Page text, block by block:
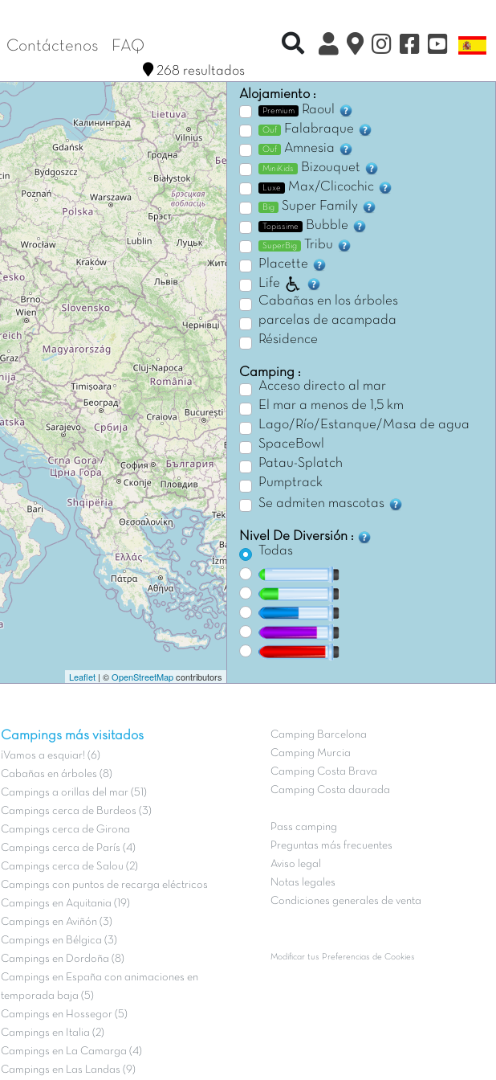
Contáctenos FAQ Recherche rapide
Leaflet | ©OpenStreetMapcontributors
268 resultados
Alojamiento :
Premium Raoul
Ouf Falabraque
Ouf Amnesia
MiniKids Bizouquet
Luxe Max/Clicochic
Big Super Family
Topissime Bubble
SuperBig
Tribu
Placette
Life
Cabañas en los árboles
parcelas de acampada
Résidence
Camping :
Acceso directo al mar
El mar a menos de 1,5 km
Lago/Río/Estanque/Masa de agua
SpaceBowl
Patau-Splatch
Pumptrack
Se admiten mascotas
Nivel De Diversión :
Todas
Campings más visitados
¡Vamos a esquiar! (6)
Cabañas en árboles (8)
Campings a orillas del mar (51)
Campings cerca de Burdeos (3)
Campings cerca de Girona
Campings cerca de París (4)
Campings cerca de Salou (2)
Campings con puntos de recarga eléctricos
Campings en Aquitania (19)
Campings en Aviñón (3)
Campings en Bélgica (3)
Campings en Dordoña (8)
Campings en España con animaciones en
temporada baja (5)
Campings en Hossegor (5)
Campings en Italia (2)
Campings en La Camarga (4)
Campings en Las Landas (9)
Camping Barcelona
Camping Murcia
Camping Costa Brava
Camping Costa daurada
Pass camping
Preguntas más frecuentes
Aviso legal
Notas legales
Condiciones generales de venta
Modificar tus Preferencias de Cookies